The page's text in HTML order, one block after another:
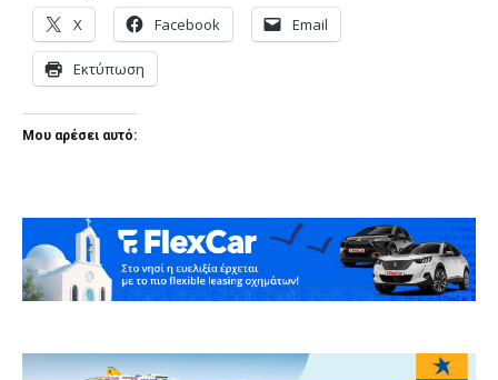
X Facebook Email
Εκτύπωση
Μου αρέσει αυτό: